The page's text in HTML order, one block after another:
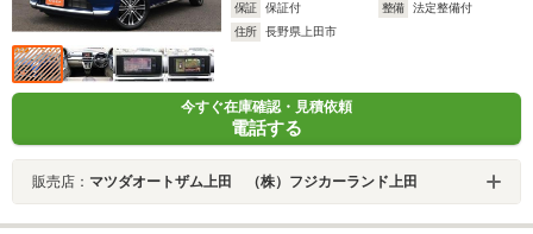
保証
保証付 整備
法定整備付
住所
長野県上田市
今すぐ在庫確認・見積依頼
電話する
販売店： マツダオートザム上田 （株）フジカーランド上田